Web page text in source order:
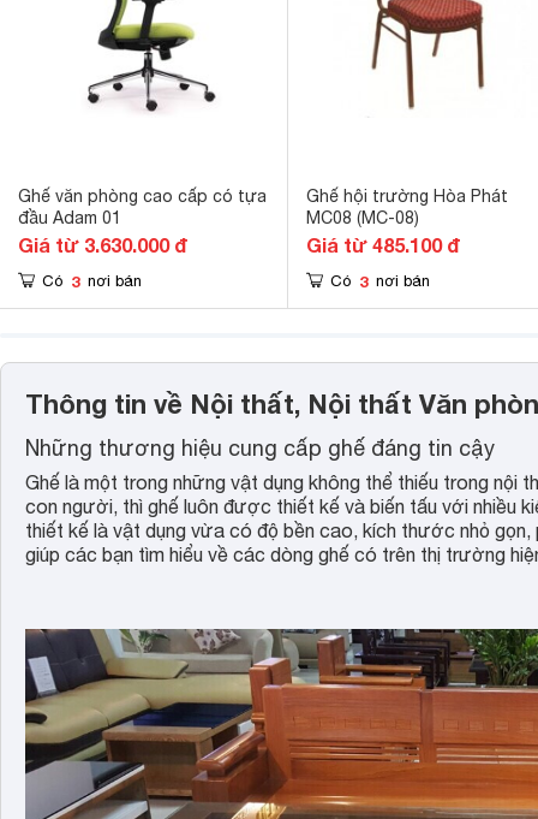
Ghế văn phòng cao cấp có tựa
đầu Adam 01
Giá từ 3.630.000 đ
Có 3 nơi bán
Ghế hội trường Hòa Phát
MC08 (MC-08)
Giá từ 485.100 đ
Có 3 nơi bán
Thông tin về Nội thất, Nội thất Văn
Những thương hiệu cung cấp ghế đáng tin cậy
Ghế là một trong những vật dụng không thể thiếu trong nội
con người, thì ghế luôn được thiết kế và biến tấu với nhiều
thiết kế là vật dụng vừa có độ bền cao, kích thước nhỏ
giúp các bạn tìm hiểu về các dòng ghế có trên thị trường